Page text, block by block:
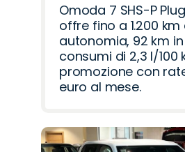
Omoda 7 SHS-P
offre fino a 1.200 km
autonomia, 92 km
consumi di 2,3 l/100
promozione con
euro al mese.